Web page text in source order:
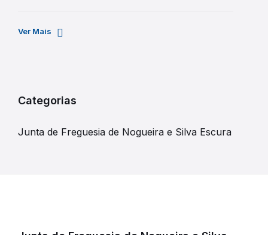
Ver Mais
Categorias
Junta de Freguesia de Nogueira e Silva Escura